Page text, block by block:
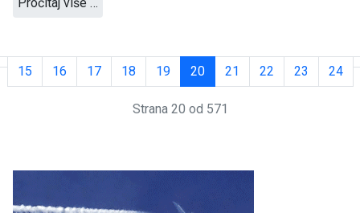
Pročitaj više …
15 16 17 18 19 20 21 22 23 24
Strana 20 od 571